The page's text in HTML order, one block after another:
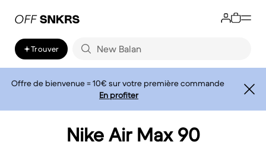
Trouver
Offre de bienvenue = 10€ sur votre première commande
En profiter
Nike Air Max 90